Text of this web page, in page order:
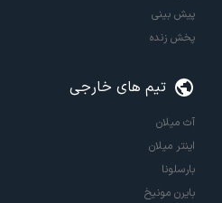
پیش بینی
پخش زنده
تیم های خارجی
آث میلان
اینتر میلان
بارسلونا
بایرن مونیخ